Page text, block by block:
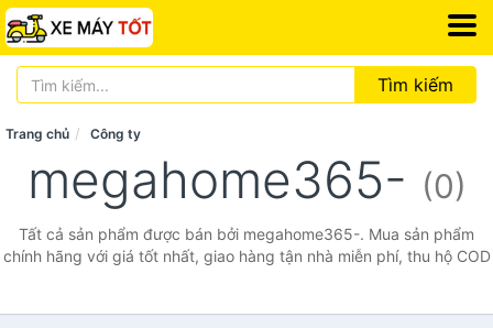
Tìm kiếm
Trang chủ Công ty
megahome365- (0)
Tất cả sản phẩm được bán bởi megahome365-. Mua sản phẩm
chính hãng với giá tốt nhất, giao hàng tận nhà miễn phí, thu hộ COD